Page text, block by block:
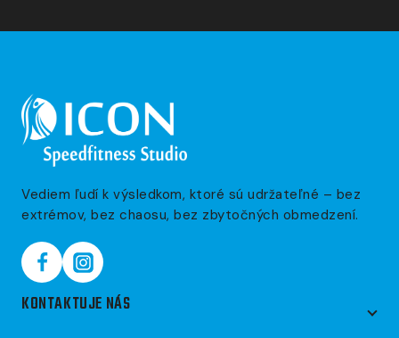
Vediem ľudí k výsledkom, ktoré sú udržateľné – bez
extrémov, bez chaosu, bez zbytočných obmedzení.
KONTAKTUJE NÁS